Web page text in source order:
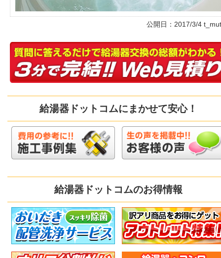
公開日： 2017/3/4
給湯器ドットコムにまかせて安心！
給湯器ドットコムのお得情報